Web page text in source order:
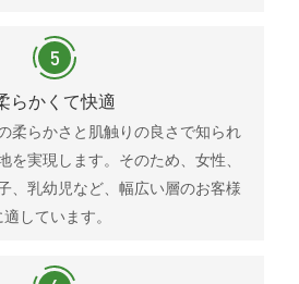
らかくて快適
柔らかさと肌触りの良さで知られ
を実現します。そのため、女性、
、乳幼児など、幅広い層のお客様
適しています。